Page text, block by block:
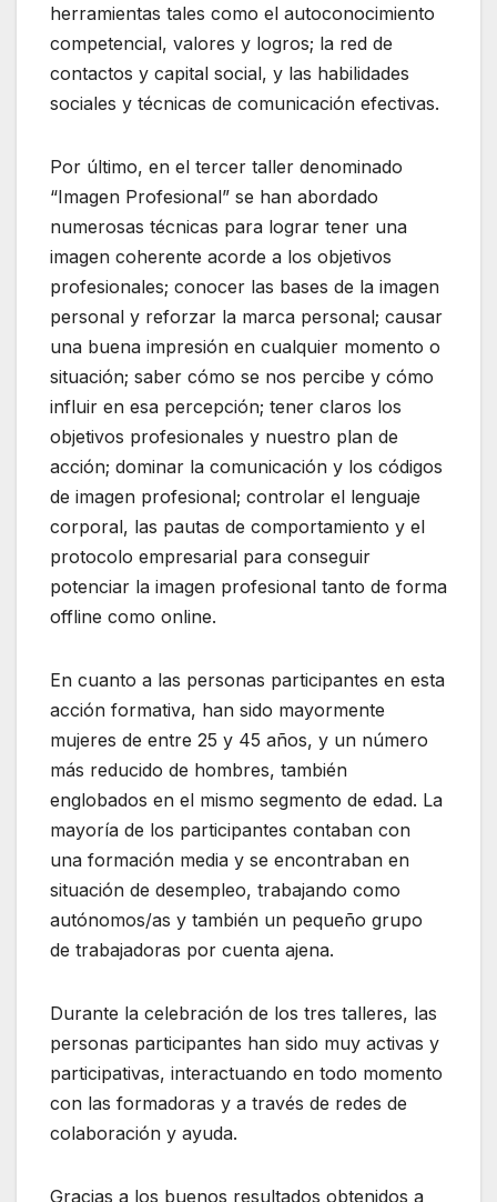
herramientas tales como el autoconocimiento
competencial, valores y logros; la red de
contactos y capital social, y las habilidades
sociales y técnicas de comunicación efectivas.
Por último, en el tercer taller denominado
“Imagen Profesional” se han abordado
numerosas técnicas para lograr tener una
imagen coherente acorde a los objetivos
profesionales; conocer las bases de la imagen
personal y reforzar la marca personal; causar
una buena impresión en cualquier momento o
situación; saber cómo se nos percibe y cómo
influir en esa percepción; tener claros los
objetivos profesionales y nuestro plan de
acción; dominar la comunicación y los códigos
de imagen profesional; controlar el lenguaje
corporal, las pautas de comportamiento y el
protocolo empresarial para conseguir
potenciar la imagen profesional tanto de forma
offline como online.
En cuanto a las personas participantes en esta
acción formativa, han sido mayormente
mujeres de entre 25 y 45 años, y un número
más reducido de hombres, también
englobados en el mismo segmento de edad. La
mayoría de los participantes contaban con
una formación media y se encontraban en
situación de desempleo, trabajando como
autónomos/as y también un pequeño grupo
de trabajadoras por cuenta ajena.
Durante la celebración de los tres talleres, las
personas participantes han sido muy activas y
participativas, interactuando en todo momento
con las formadoras y a través de redes de
colaboración y ayuda.
Gracias a los buenos resultados obtenidos a